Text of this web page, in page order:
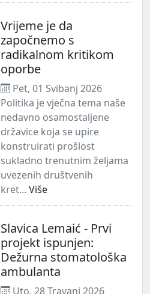
Vrijeme je da
započnemo s
radikalnom kritikom
oporbe
Pet, 01 Svibanj 2026
Politika je vječna tema naše
nedavno osamostaljene
državice koja se upire
konstruirati prošlost
sukladno trenutnim željama
uvezenih društvenih
kret... Više
Slavica Lemaić - Prvi
projekt ispunjen:
Dežurna stomatološka
ambulanta
Uto, 28 Travanj 2026